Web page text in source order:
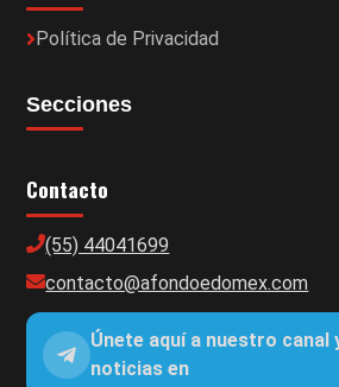
Política de Privacidad
Secciones
Contacto
(55) 44041699
contacto@afondoedomex.com
Únete aquí a nuestro canal
noticias en